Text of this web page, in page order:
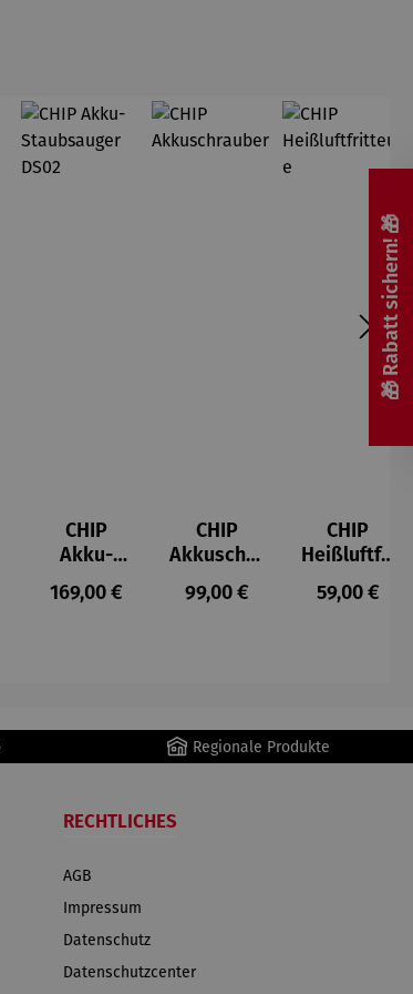
Preis:
CHIP
Akku-
Staubsau
ger DS02
Regulärer Preis:
169,00 €
CHIP
Akkuschra
uber
Regulärer Preis:
99,00 €
CHIP
Heißluftfri
tteuse
Regulärer
59,00 €
Regionale Produkte
RECHTLICHES
AGB
Impressum
Datenschutz
Datenschutzcenter
🎁 Rabatt sichern! 🎁